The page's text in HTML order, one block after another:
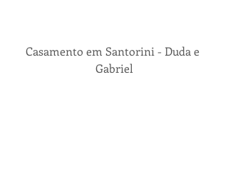
Casamento em Santorini - Duda e
Gabriel